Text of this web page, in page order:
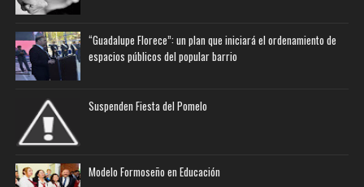
“Guadalupe Florece”: un plan que iniciará el ordenamiento de
espacios públicos del popular barrio
Suspenden Fiesta del Pomelo
Modelo Formoseño en Educación